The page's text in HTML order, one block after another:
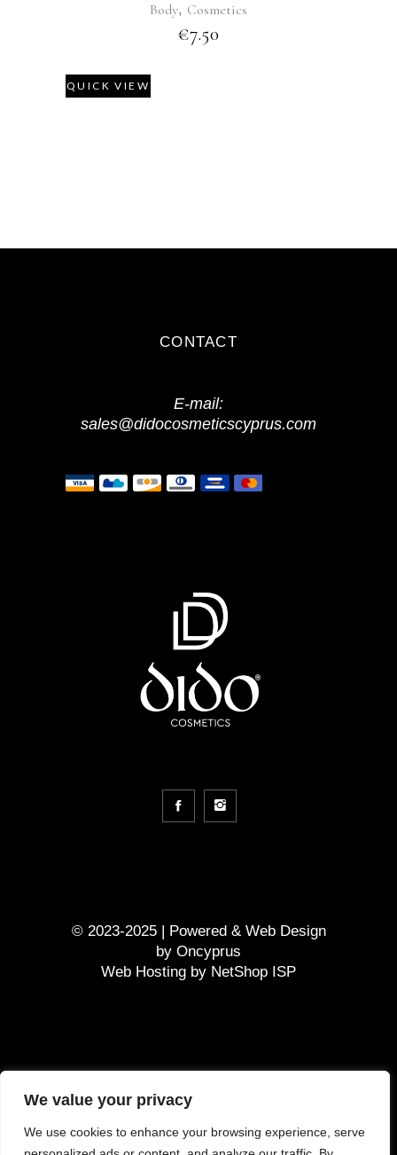
We value your privacy
We use cookies to enhance your browsing experience, serve
Body, Cosmetics
€7.50
QUICK VIEW
CONTACT
E-mail:
sales@didocosmeticscyprus.com
© 2023-2025 | Powered & Web Design
by Oncyprus
Web Hosting by NetShop ISP
Terms and Conditions
Τρόπος πληρωμής